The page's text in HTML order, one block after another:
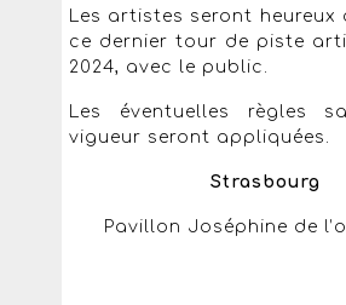
Les artistes seront heureux
ce dernier tour de piste
2024, avec le public.
Les éventuelles règles
vigueur seront appliquées.
Strasbourg
Pavillon Joséphine de